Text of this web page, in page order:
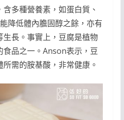
多種營養素，如蛋白質、
降低體內膽固醇之餘，亦有
長。事實上，豆腐是植物
食品之一。Anson表示，豆
需的胺基酸，非常健康。